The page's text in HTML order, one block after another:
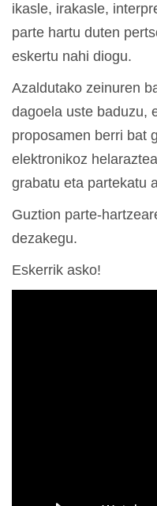
ikasle, irakasle,
parte hartu duten
eskertu nahi diogu.
Azaldutako zeinuren
dagoela uste baduzu,
proposamen berri bat
elektronikoz
grabatu eta partekatu
Guztion parte-
dezakegu.
Eskerrik asko!